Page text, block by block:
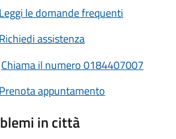
Leggi le domande frequenti
Richiedi assistenza
Chiama il numero 0184407007
Prenota appuntamento
in città